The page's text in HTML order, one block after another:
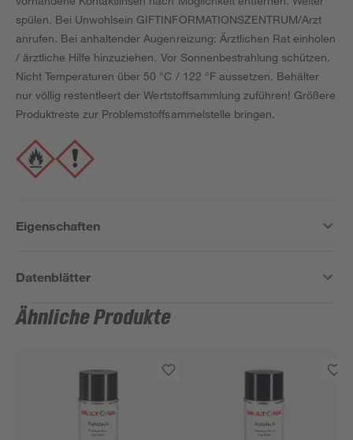
spülen. Bei Unwohlsein GIFTINFORMATIONSZENTRUM/Arzt
anrufen. Bei anhaltender Augenreizung: Ärztlichen Rat einholen
/ ärztliche Hilfe hinzuziehen. Vor Sonnenbestrahlung schützen.
Nicht Temperaturen über 50 °C / 122 °F aussetzen. Behälter
nur völlig restentleert der Wertstoffsammlung zuführen! Größere
Produktreste zur Problemstoffsammelstelle bringen.
Eigenschaften
Datenblätter
Ähnliche Produkte